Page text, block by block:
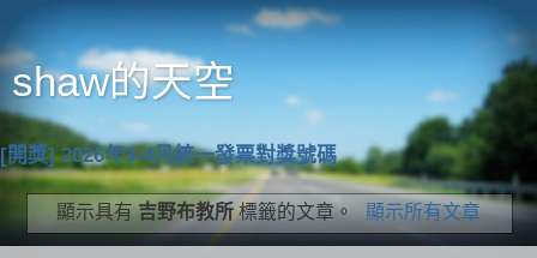
shaw的天空
[開獎] 2026年3-4月統一發票對獎號碼
顯示具有吉野布教所標籤的文章。 顯示所有文章